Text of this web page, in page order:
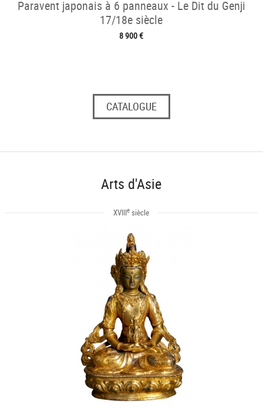
Paravent japonais à 6 panneaux - Le Dit du Genji
17/18e siècle
8 900 €
CATALOGUE
Arts d'Asie
XVIIIe siècle